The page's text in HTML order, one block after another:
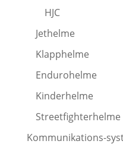
HJC
Jethelme
Klapphelme
Endurohelme
Kinderhelme
Streetfighterhelme
Kommunikations-